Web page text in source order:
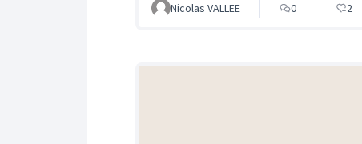
Nicolas VALLEE 0 2